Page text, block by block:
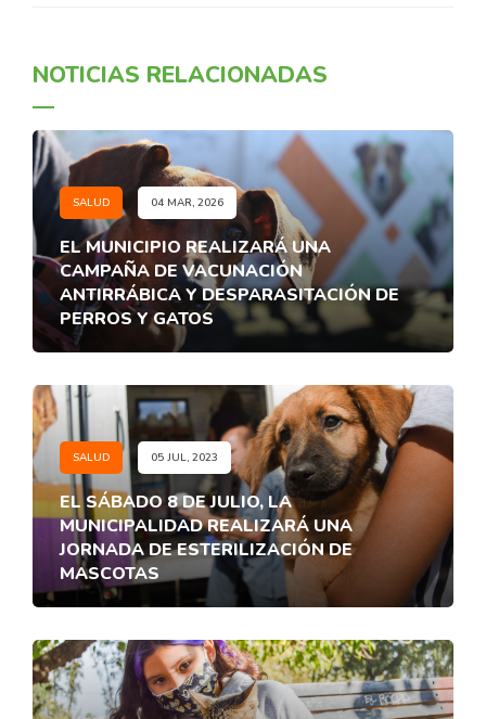
NOTICIAS RELACIONADAS
SALUD 04 MAR, 2026
EL MUNICIPIO REALIZARÁ UNA
CAMPAÑA DE VACUNACIÓN
ANTIRRÁBICA Y DESPARASITACIÓN DE
PERROS Y GATOS
SALUD 05 JUL, 2023
EL SÁBADO 8 DE JULIO, LA
MUNICIPALIDAD REALIZARÁ UNA
JORNADA DE ESTERILIZACIÓN DE
MASCOTAS